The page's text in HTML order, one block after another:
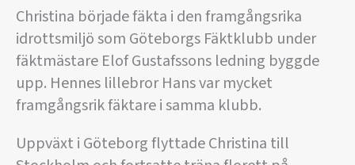
Christina började fäkta i den framgångsrika
idrottsmiljö som Göteborgs Fäktklubb under
fäktmästare Elof Gustafssons ledning byggde
upp. Hennes lillebror Hans var mycket
framgångsrik fäktare i samma klubb.
Uppväxt i Göteborg flyttade Christina till